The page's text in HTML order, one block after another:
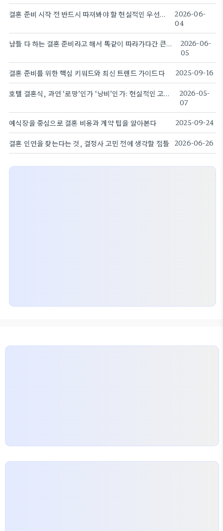
결혼 준비 시작 전 반드시 따져봐야 할 현실적인 우선순위
2026-06-
04
남들 다 하는 결혼 준비라고 해서 똑같이 따라가다간 큰코다치는 이유
2026-06-
05
결혼 준비를 위한 핵심 키워드와 최신 트렌드 가이드다 2025-09-16
호텔 결혼식, 과연 ‘로망’인가 ‘낭비’인가: 현실적인 고민과 선택지
2026-05-
07
예식장을 중심으로 결혼 비용과 계약 팁을 알아본다 2025-09-24
결혼 인연을 찾는다는 것, 결정사 고민 전에 생각할 점들 2026-06-26